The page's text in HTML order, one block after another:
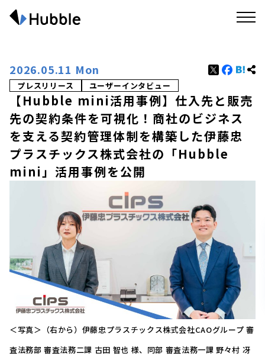
2026.05.11 Mon
プレスリリース ユーザーインタビュー
【Hubble mini活用事例】仕入先と販売
先の契約条件を可視化！商社のビジネス
を支える契約管理体制を構築した伊藤忠
プラスチックス株式会社の「Hubble
mini」活用事例を公開
＜写真＞（右から）伊藤忠プラスチックス株式会社CAOグループ 審
査法務部 審査法務二課 古田 智也 様、同部 審査法務一課 野々村 冴